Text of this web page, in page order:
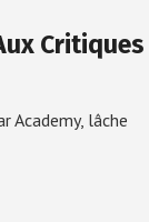
Critiques
Academy, lâche